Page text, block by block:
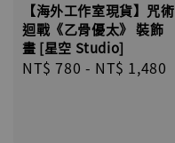
【海外工作室現貨】咒術
迴戰《乙骨優太》 裝飾
畫 [星空 Studio]
Regular
NT$ 780 - NT$ 1,480